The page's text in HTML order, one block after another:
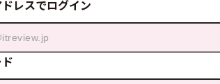
レスでログイン